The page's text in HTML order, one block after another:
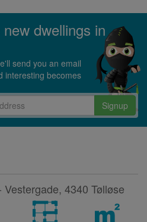
dwellings in
send you an email
interesting becomes
Signup
4340 Tølløse